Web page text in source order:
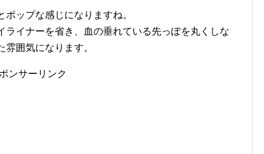
ップな感じになりますね。
イナーを省き、血の垂れている先っぽを丸くしな
囲気になります。
ンサーリンク